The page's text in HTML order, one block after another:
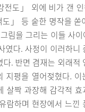
전도」 외에 비가 갠
도」 등 숱한 명작을
림을 그리는 이들 사
였다. 사정이 이러하니
다. 반면 겸재는 외래적
지평을 열어젖혔다.
살짝 과장해 감각적
람하며 현장에서 느